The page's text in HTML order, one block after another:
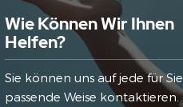
Wie Können Wir Ihnen
Helfen?
Sie können uns auf jede für Sie
passende Weise kontaktieren.